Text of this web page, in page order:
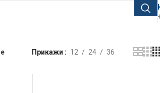
Прикажи 12 24 36